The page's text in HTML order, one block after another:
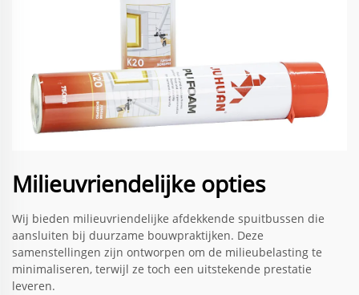
Milieuvriendelijke opties
Wij bieden milieuvriendelijke afdekkende spuitbussen die
aansluiten bij duurzame bouwpraktijken. Deze
samenstellingen zijn ontworpen om de milieubelasting te
minimaliseren, terwijl ze toch een uitstekende prestatie
leveren.